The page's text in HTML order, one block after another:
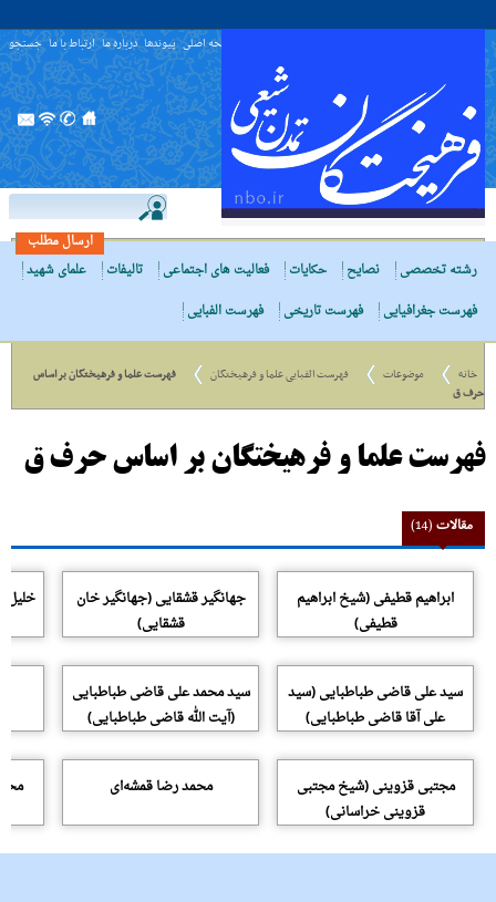
صفحه اصلی پیوندها درباره ما ارتباط با ما جستجو
ارسال مطلب
رشته تخصصی
نصایح حکایات فعالیت های اجتماعی تالیفات
علمای شهید
فهرست جغرافیایی
فهرست تاریخی فهرست الفبایی
خانه موضوعات فهرست الفبایی علما و فرهیختگان
فهرست علما و فرهیختگان بر اساس
حرف ق
فهرست علما و فرهیختگان بر اساس حرف ق
مقالات(14)
ابراهیم قطیفی (شیخ ابراهیم
قطیفی)
جهانگیر قشقایی (جهانگیر خان
قشقایی)
خلیل
سید علی قاضی طباطبایی (سید
علی آقا قاضی طباطبایی)
سید محمد علی قاضی طباطبایی
(آیت الله قاضی طباطبایی)
مجتبی قزوینی (شیخ مجتبی
قزوینی خراسانی)
محمد رضا قمشه‌ای